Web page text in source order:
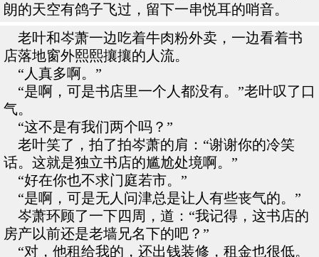
朗的天空有鸽子飞过，留下一串悦耳的哨音。
老叶和岑萧一边吃着牛肉粉外卖，一边看着书
店落地窗外熙熙攘攘的人流。
“人真多啊。”
“是啊，可是书店里一个人都没有。”老叶叹了口
气。
“这不是有我们两个吗？”
老叶笑了，拍了拍岑萧的肩：“谢谢你的冷笑
话。这就是独立书店的尴尬处境啊。”
“好在你也不求门庭若市。”
“是啊，可是无人问津总是让人有些丧气的。”
岑萧环顾了一下四周，道：“我记得，这书店的
房产以前还是老墙兄名下的吧？”
“对，他租给我的，还出钱装修，租金也很低。